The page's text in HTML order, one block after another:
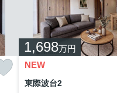
1,698万円
NEW
東際波台2